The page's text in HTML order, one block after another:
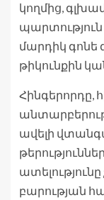
կողմից,
պարտություն
մարդիկ գոնե
թիկունքին
Հինգերորդը,
ավելի
բարության